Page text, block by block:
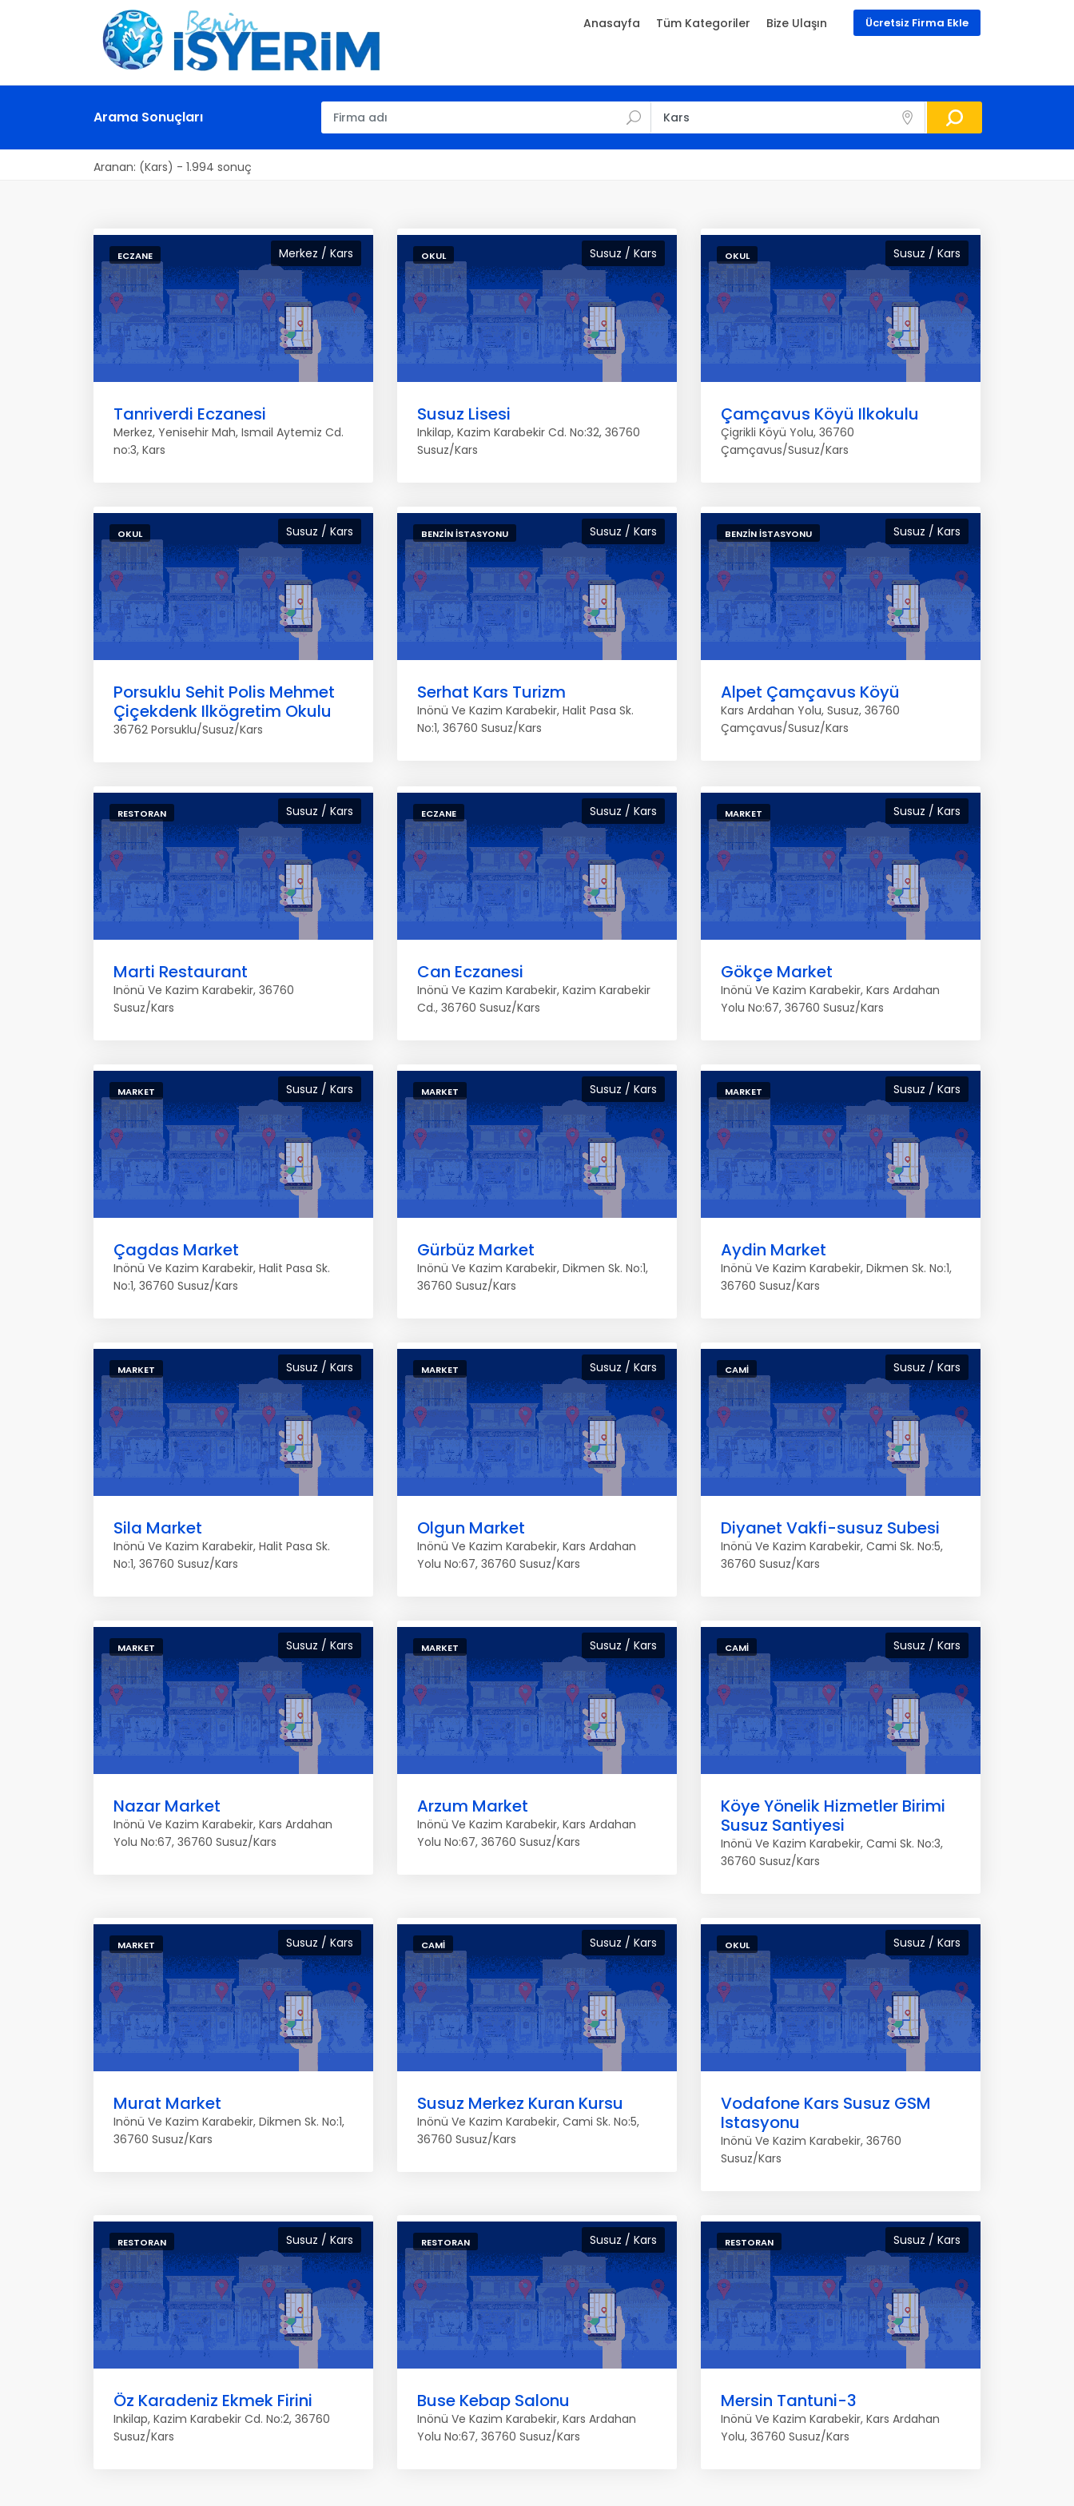
Ücretsiz Firma Ekle
Anasayfa Tüm Kategoriler Bize Ulaşın
Arama Sonuçları
Aranan: (Kars) - 1.994 sonuç
Merkez / Kars
ECZANE
Tanriverdi Eczanesi
Merkez, Yenisehir Mah, Ismail Aytemiz Cd.
no:3, Kars
Susuz / Kars
OKUL
Susuz Lisesi
Inkilap, Kazim Karabekir Cd. No:32, 36760
Susuz/Kars
Susuz / Kars
OKUL
Çamçavus Köyü Ilkokulu
Çigrikli Köyü Yolu, 36760
Çamçavus/Susuz/Kars
Susuz / Kars
OKUL
Porsuklu Sehit Polis Mehmet
Çiçekdenk Ilkögretim Okulu
36762 Porsuklu/Susuz/Kars
Susuz / Kars
BENZIN İSTASYONU
Serhat Kars Turizm
Inönü Ve Kazim Karabekir, Halit Pasa Sk.
No:1, 36760 Susuz/Kars
Susuz / Kars
BENZIN İSTASYONU
Alpet Çamçavus Köyü
Kars Ardahan Yolu, Susuz, 36760
Çamçavus/Susuz/Kars
Susuz / Kars
RESTORAN
Marti Restaurant
Inönü Ve Kazim Karabekir, 36760
Susuz/Kars
Susuz / Kars
ECZANE
Can Eczanesi
Inönü Ve Kazim Karabekir, Kazim Karabekir
Cd., 36760 Susuz/Kars
Susuz / Kars
MARKET
Gökçe Market
Inönü Ve Kazim Karabekir, Kars Ardahan
Yolu No:67, 36760 Susuz/Kars
Susuz / Kars
MARKET
Çagdas Market
Inönü Ve Kazim Karabekir, Halit Pasa Sk.
No:1, 36760 Susuz/Kars
Susuz / Kars
MARKET
Gürbüz Market
Inönü Ve Kazim Karabekir, Dikmen Sk. No:1,
36760 Susuz/Kars
Susuz / Kars
MARKET
Aydin Market
Inönü Ve Kazim Karabekir, Dikmen Sk. No:1,
36760 Susuz/Kars
Susuz / Kars
MARKET
Sila Market
Inönü Ve Kazim Karabekir, Halit Pasa Sk.
No:1, 36760 Susuz/Kars
Susuz / Kars
MARKET
Olgun Market
Inönü Ve Kazim Karabekir, Kars Ardahan
Yolu No:67, 36760 Susuz/Kars
Susuz / Kars
CAMI
Diyanet Vakfi-susuz Subesi
Inönü Ve Kazim Karabekir, Cami Sk. No:5,
36760 Susuz/Kars
Susuz / Kars
MARKET
Nazar Market
Inönü Ve Kazim Karabekir, Kars Ardahan
Yolu No:67, 36760 Susuz/Kars
Susuz / Kars
MARKET
Arzum Market
Inönü Ve Kazim Karabekir, Kars Ardahan
Yolu No:67, 36760 Susuz/Kars
Susuz / Kars
CAMI
Köye Yönelik Hizmetler Birimi
Susuz Santiyesi
Inönü Ve Kazim Karabekir, Cami Sk. No:3,
36760 Susuz/Kars
Susuz / Kars
MARKET
Murat Market
Inönü Ve Kazim Karabekir, Dikmen Sk. No:1,
36760 Susuz/Kars
Susuz / Kars
CAMI
Susuz Merkez Kuran Kursu
Inönü Ve Kazim Karabekir, Cami Sk. No:5,
36760 Susuz/Kars
Susuz / Kars
OKUL
Vodafone Kars Susuz GSM
Istasyonu
Inönü Ve Kazim Karabekir, 36760
Susuz/Kars
Susuz / Kars
RESTORAN
Öz Karadeniz Ekmek Firini
Inkilap, Kazim Karabekir Cd. No:2, 36760
Susuz/Kars
Susuz / Kars
RESTORAN
Buse Kebap Salonu
Inönü Ve Kazim Karabekir, Kars Ardahan
Yolu No:67, 36760 Susuz/Kars
Susuz / Kars
RESTORAN
Mersin Tantuni-3
Inönü Ve Kazim Karabekir, Kars Ardahan
Yolu, 36760 Susuz/Kars